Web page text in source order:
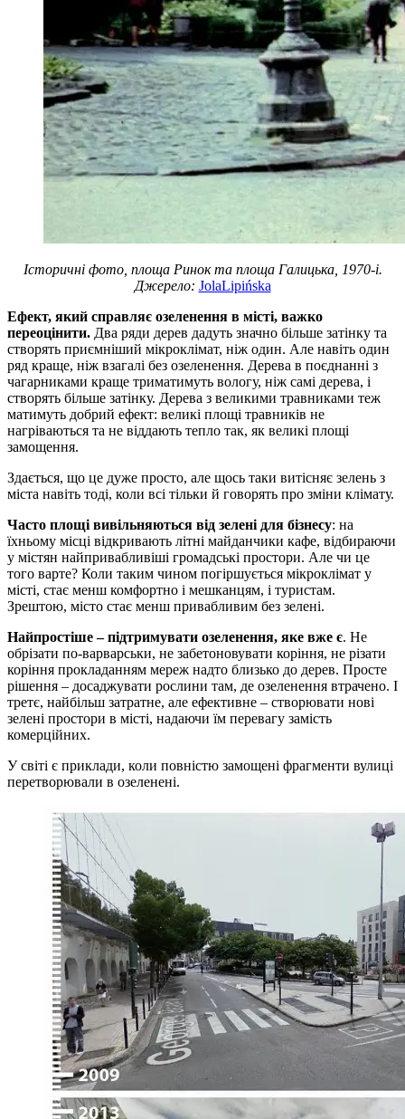
Історичні фото, площа Ринок та площа Галицька, 1970-і.
Джерело: JolaLipińska
Ефект, який справляє озеленення в місті, важко
переоцінити. Два ряди дерев дадуть значно більше затінку та
створять приємніший мікроклімат, ніж один. Але навіть один
ряд краще, ніж взагалі без озеленення. Дерева в поєднанні з
чагарниками краще триматимуть вологу, ніж самі дерева, і
створять більше затінку. Дерева з великими травниками теж
матимуть добрий ефект: великі площі травників не
нагріваються та не віддають тепло так, як великі площі
замощення.
Здається, що це дуже просто, але щось таки витісняє зелень з
міста навіть тоді, коли всі тільки й говорять про зміни клімату.
Часто площі вивільняються від зелені для бізнесу: на
їхньому місці відкривають літні майданчики кафе, відбираючи
у містян найпривабливіші громадські простори. Але чи це
того варте? Коли таким чином погіршується мікроклімат у
місті, стає менш комфортно і мешканцям, і туристам.
Зрештою, місто стає менш привабливим без зелені.
Найпростіше – підтримувати озеленення, яке вже є. Не
обрізати по-варварськи, не забетоновувати коріння, не різати
коріння прокладанням мереж надто близько до дерев. Просте
рішення – досаджувати рослини там, де озеленення втрачено. І
третє, найбільш затратне, але ефективне – створювати нові
зелені простори в місті, надаючи їм перевагу замість
комерційних.
У світі є приклади, коли повністю замощені фрагменти вулиці
перетворювали в озеленені.